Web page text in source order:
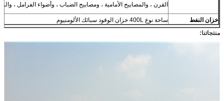
القرن ، والمصابيح الأمامية ، ومصابيح الضباب ، وأضواء الفرامل ،
خزان النفط
ساحة نوع 400L خزان الوقود سبائك الألومنيوم
منتجاتنا: